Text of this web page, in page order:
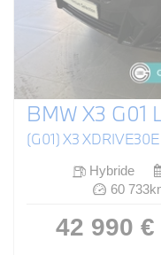
BMW X3 G01
(G01) X3
Hybride
60
42 990 €